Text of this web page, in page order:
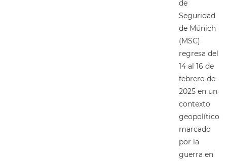
de
Seguridad
de Múnich
(MSC)
regresa del
14 al 16 de
febrero de
2025 en un
contexto
geopolítico
marcado
por la
guerra en